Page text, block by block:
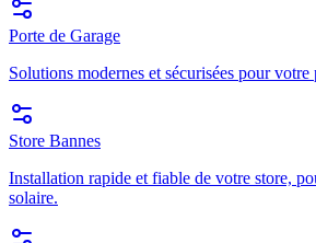
Porte de Garage
Solutions modernes et sécurisées pour votre
Store Bannes
Installation rapide et fiable de votre store,
solaire.